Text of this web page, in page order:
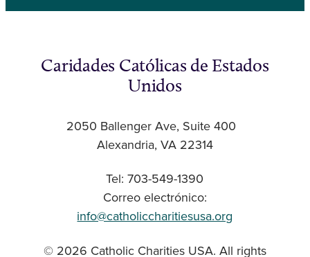
Caridades Católicas de Estados
Unidos
2050 Ballenger Ave, Suite 400
Alexandria, VA 22314
Tel: 703-549-1390
Correo electrónico:
info@catholiccharitiesusa.org
© 2026 Catholic Charities USA. All rights